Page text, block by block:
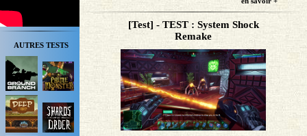
AUTRES TESTS
[Test] - TEST : System Shock
Remake